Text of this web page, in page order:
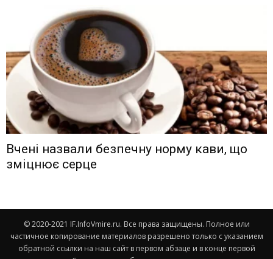
Вчені назвали безпечну норму кави, що
зміцнює серце
© 2020-2021 IF.InfoVmire.ru. Все права защищены. Полное или
частичное копирование материалов разрешено только с указанием
обратной ссылки на наш сайт в первом абзаце и в конце первой